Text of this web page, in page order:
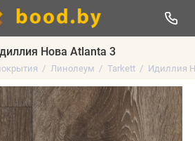
Нова Atlanta 3
Линолеум Tarkett Идиллия